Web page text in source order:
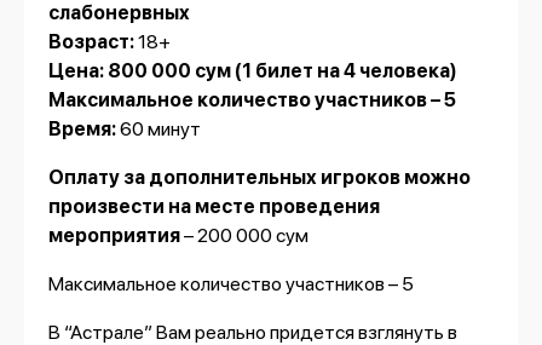
слабонервных
Возраст:18+
Цена: 800 000 сум (1 билет на 4 человека)
Максимальное количество участников – 5
Время:60 минут
Оплату за дополнительных игроков можно
произвести на месте проведения
мероприятия– 200 000 сум
Максимальное количество участников – 5
В “Астрале” Вам реально придется взглянуть в